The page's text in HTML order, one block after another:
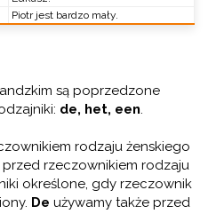
Piotr jest bardzo mały.
są poprzedzone
de, het, een.
rodzaju żenskiego
przed rzeczownikiem rodzaju
określone, gdy rzeczownik
De używamy także przed